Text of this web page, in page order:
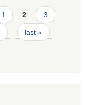
1 2 3
last »